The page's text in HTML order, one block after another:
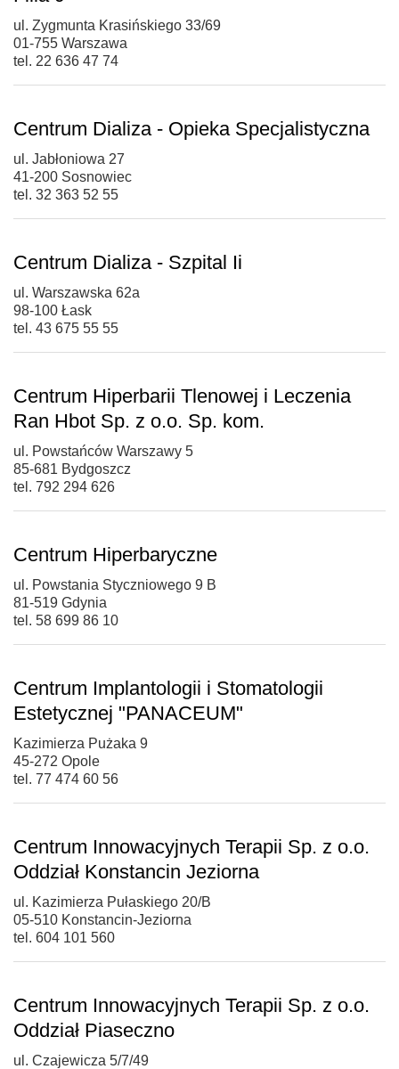
ul. Zygmunta Krasińskiego 33/69
01-755 Warszawa
tel. 22 636 47 74
Centrum Dializa - Opieka Specjalistyczna
ul. Jabłoniowa 27
41-200 Sosnowiec
tel. 32 363 52 55
Centrum Dializa - Szpital Ii
ul. Warszawska 62a
98-100 Łask
tel. 43 675 55 55
Centrum Hiperbarii Tlenowej i Leczenia
Ran Hbot Sp. z o.o. Sp. kom.
ul. Powstańców Warszawy 5
85-681 Bydgoszcz
tel. 792 294 626
Centrum Hiperbaryczne
ul. Powstania Styczniowego 9 B
81-519 Gdynia
tel. 58 699 86 10
Centrum Implantologii i Stomatologii
Estetycznej "PANACEUM"
Kazimierza Pużaka 9
45-272 Opole
tel. 77 474 60 56
Centrum Innowacyjnych Terapii Sp. z o.o.
Oddział Konstancin Jeziorna
ul. Kazimierza Pułaskiego 20/B
05-510 Konstancin-Jeziorna
tel. 604 101 560
Centrum Innowacyjnych Terapii Sp. z o.o.
Oddział Piaseczno
ul. Czajewicza 5/7/49